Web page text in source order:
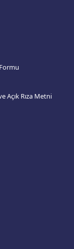
Açık Rıza Metni